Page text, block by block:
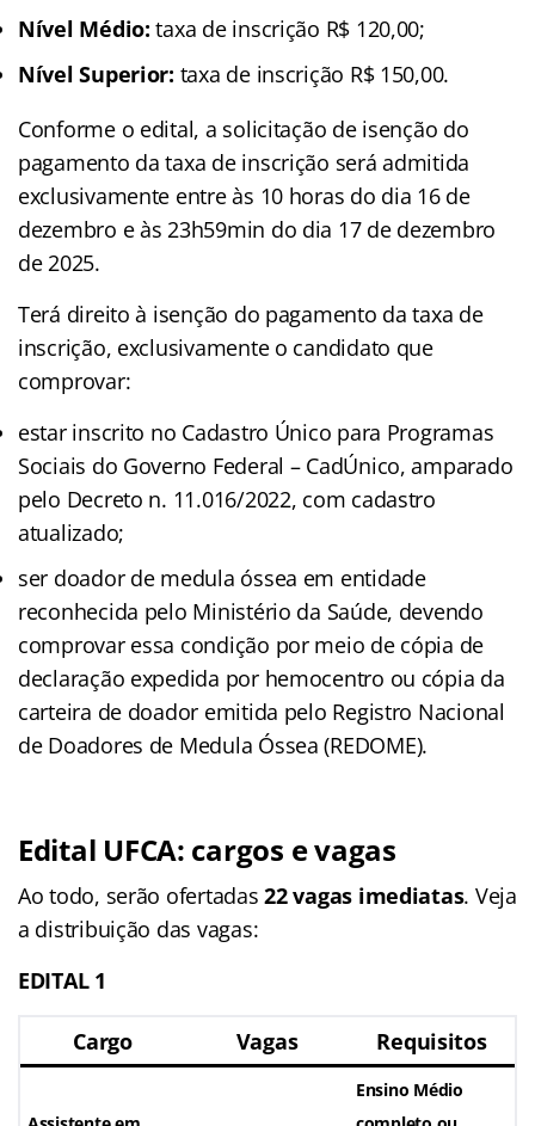
Nível Médio: taxa de inscrição R$ 120,00;
Nível Superior: taxa de inscrição R$ 150,00.
Conforme o edital, a solicitação de isenção do
pagamento da taxa de inscrição será admitida
exclusivamente entre às 10 horas do dia 16 de
dezembro e às 23h59min do dia 17 de dezembro
de 2025.
Terá direito à isenção do pagamento da taxa de
inscrição, exclusivamente o candidato que
comprovar:
estar inscrito no Cadastro Único para Programas
Sociais do Governo Federal – CadÚnico, amparado
pelo Decreto n. 11.016/2022, com cadastro
atualizado;
ser doador de medula óssea em entidade
reconhecida pelo Ministério da Saúde, devendo
comprovar essa condição por meio de cópia de
declaração expedida por hemocentro ou cópia da
carteira de doador emitida pelo Registro Nacional
de Doadores de Medula Óssea (REDOME).
Edital UFCA: cargos e vagas
Ao todo, serão ofertadas22 vagas imediatas. Veja
a distribuição das vagas:
EDITAL 1
Cargo Vagas Requisitos
Ensino Médio